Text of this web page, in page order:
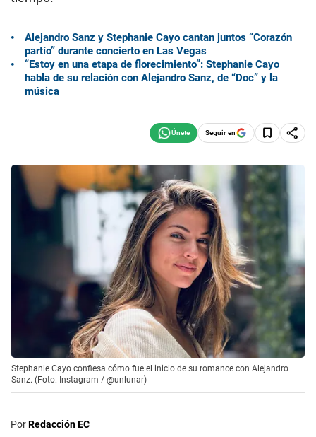
Alejandro Sanz y Stephanie Cayo cantan juntos “Corazón
partío” durante concierto en Las Vegas
“Estoy en una etapa de florecimiento”: Stephanie Cayo
habla de su relación con Alejandro Sanz, de “Doc” y la
música
Seguir en
Stephanie Cayo confiesa cómo fue el inicio de su romance con Alejandro
Sanz. (Foto: Instagram / @unlunar)
PorRedacción EC